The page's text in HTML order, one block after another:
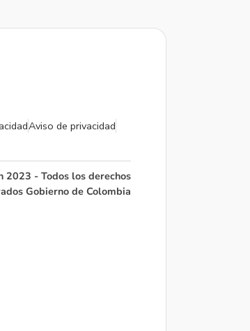
Aviso de privacidad
2023 - Todos los derechos
Gobierno de Colombia